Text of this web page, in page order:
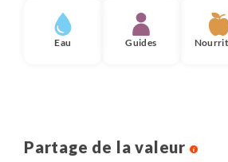
Eau Guides
Partage de la valeur